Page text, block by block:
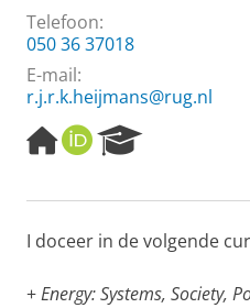
Telefoon:
050 36 37018
E-mail:
r.j.r.k.heijmans@rug.nl
H
o
e
a
e
O
R
I
e
r
h
I doceer in de volgende
+Energy: Systems, Society,